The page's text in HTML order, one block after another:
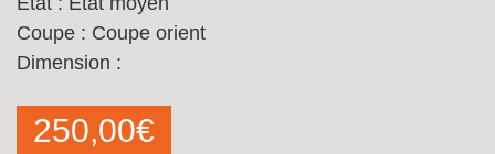
Coupe : Coupe orient
Dimension :
250,00€